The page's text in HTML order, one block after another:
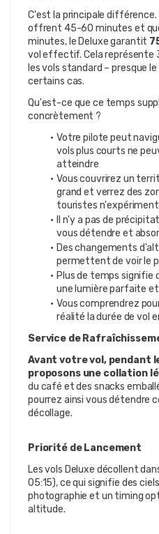
C'est la principale différence.
offrent 45-60 minutes et
minutes, le Deluxe garantit
vol effectif. Cela représente
les vols standard – presque
certains cas.
Qu'est-ce que ce temps
concrètement ?
Votre pilote peut
vols plus courts ne
atteindre
Vous couvrirez un
grand et verrez des
touristes
Il n'y a pas de
vous détendre et
Des changements
permettent de voir le
Plus de temps signifie
une lumière parfaite
Vous comprendrez
réalité la durée de vol
Service de
Avant votre vol, pendant
proposons une collation
du café et des snacks
pourrez ainsi vous détendre
décollage.
Priorité de Lancement
Les vols Deluxe décollent
05:15), ce qui signifie des
photographie et un timing
altitude.